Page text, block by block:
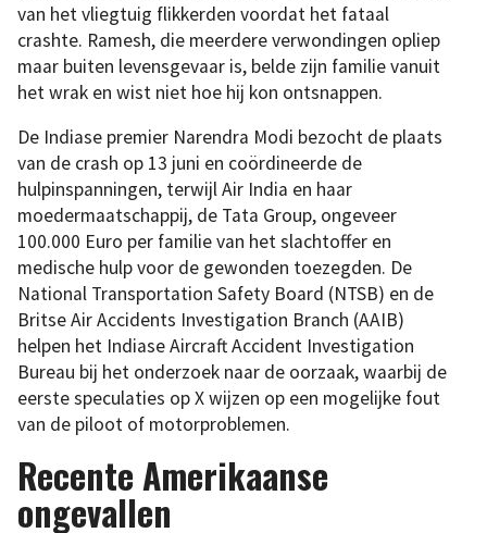
van het vliegtuig flikkerden voordat het fataal
crashte. Ramesh, die meerdere verwondingen opliep
maar buiten levensgevaar is, belde zijn familie vanuit
het wrak en wist niet hoe hij kon ontsnappen.
De Indiase premier Narendra Modi bezocht de plaats
van de crash op 13 juni en coördineerde de
hulpinspanningen, terwijl Air India en haar
moedermaatschappij, de Tata Group, ongeveer
100.000 Euro per familie van het slachtoffer en
medische hulp voor de gewonden toezegden. De
National Transportation Safety Board (NTSB) en de
Britse Air Accidents Investigation Branch (AAIB)
helpen het Indiase Aircraft Accident Investigation
Bureau bij het onderzoek naar de oorzaak, waarbij de
eerste speculaties op X wijzen op een mogelijke fout
van de piloot of motorproblemen.
Recente Amerikaanse
ongevallen